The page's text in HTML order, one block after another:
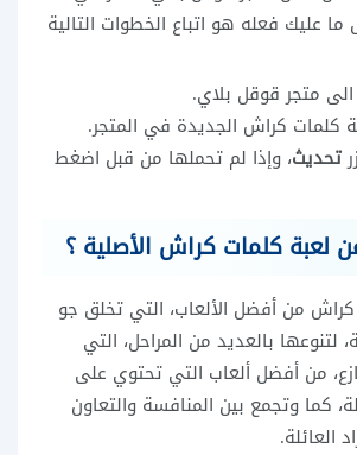
عليك فعله هو اتباع الخطوات التالية
متجر قوقل بلاي.
كلمات كراش الجديدة في المتجر.
تحديث، وإذا لم تحملها من قبل اضغط
لعبة كلمات كراش الأصلية ؟
كراش من أفضل الألعاب، التي تخلق جو
لتنوعها بالعديد من المراحل، التي
من أفضل ألعاب التي تحتوي على
كما وتجمع بين المنافسة والتعاون
العائلة.